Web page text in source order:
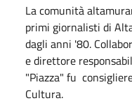
La comunità
primi giornalisti di
dagli anni '80.
e direttore
"Piazza" fu
Cultura.